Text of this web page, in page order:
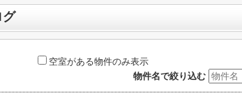
グ
空室がある物件のみ表示
物件名で絞り込む